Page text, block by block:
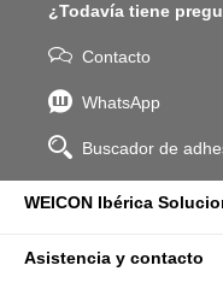
¿Todavía tiene
Contacto
WhatsApp
Buscador de
WEICON Ibérica
Asistencia y contacto